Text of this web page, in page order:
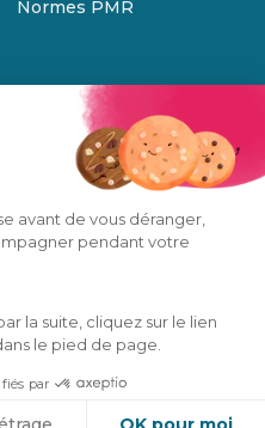
avant de vous déranger,
pendant votre
la suite, cliquez sur le lien
le pied de page.
par
Normes PMR